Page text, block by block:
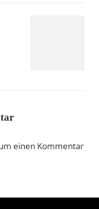
einen Kommentar